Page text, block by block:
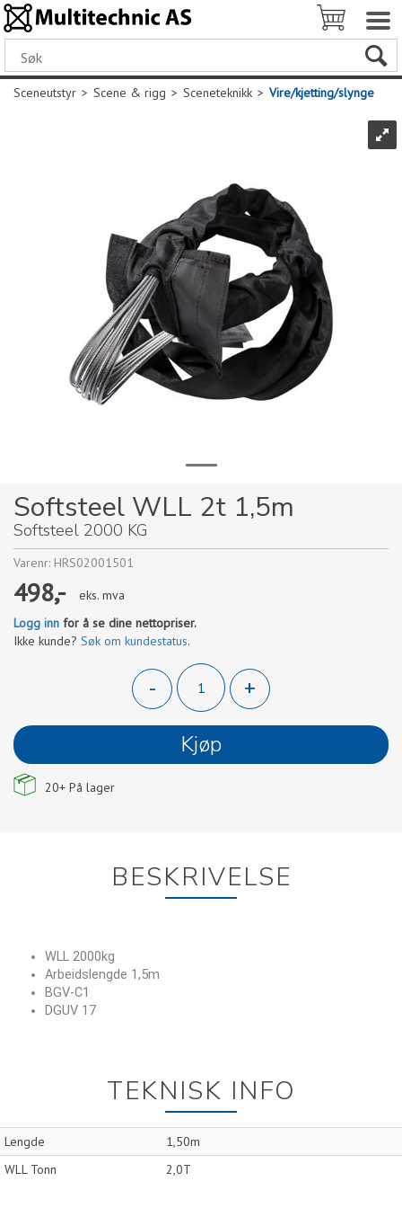
Sceneutstyr>Scene & rigg>Sceneteknikk>Vire/kjetting/slynge
Softsteel WLL 2t 1,5m
Softsteel 2000 KG
Varenr: HRS02001501
498,-
eks. mva
Logg inn for å se dine nettopriser.
Ikke kunde? Søk om kundestatus.
-
+
Kjøp
20+ På lager
BESKRIVELSE
WLL 2000kg
Arbeidslengde 1,5m
BGV-C1
DGUV 17
TEKNISK INFO
Lengde
1,50m
WLL Tonn
2,0T